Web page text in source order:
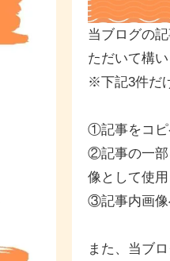
当ブログの
ただいて構い
※下記3件だ
①記事をコピ
②記事の一部
像として使用
③記事内画像
また、当ブ